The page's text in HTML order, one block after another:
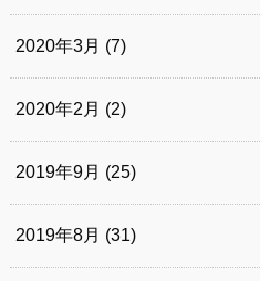
2020年3月 (7)
2020年2月 (2)
2019年9月 (25)
2019年8月 (31)